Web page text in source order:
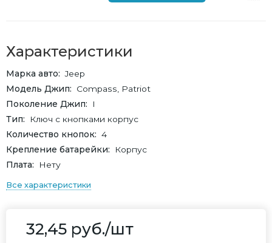
Характеристики
Марка авто
Jeep
Модель Джип
Compass, Patriot
Поколение Джип
I
Тип
Ключ с кнопками корпус
Количество кнопок
4
Крепление батарейки
Корпус
Плата
Нету
Все характеристики
32,45 руб./шт